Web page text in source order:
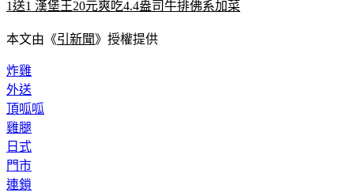
1送1 漢堡王20元爽吃4.4盎司牛排佛系加菜
本文由《引新聞》授權提供
炸雞
外送
頂呱呱
雞腿
日式
門市
連鎖